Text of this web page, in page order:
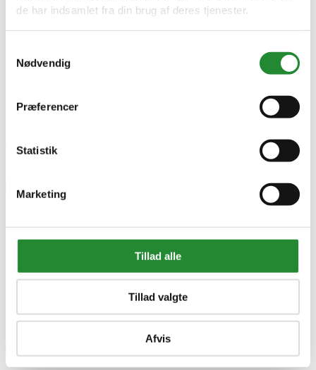
de har indsamlet fra din brug af deres tjenester.
Nødvendig
Præferencer
Statistik
Marketing
Tillad alle
Tillad valgte
Afvis
2190002823
EAN-13
4242005202805
Bosch BGL8X329 Støvsugere